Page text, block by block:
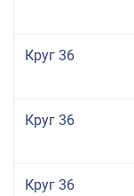
Круг 36
Круг 36
Круг 36